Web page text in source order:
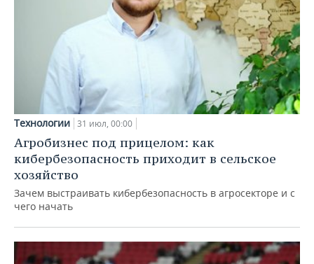
Технологии 31 июл, 00:00
Агробизнес под прицелом: как
кибербезопасность приходит в сельское
хозяйство
Зачем выстраивать кибербезопасность в агросекторе и с
чего начать